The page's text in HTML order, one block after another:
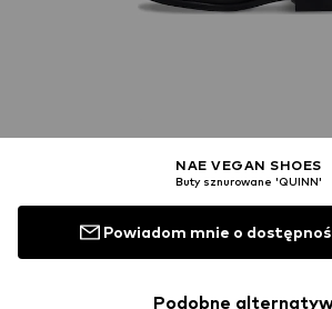
NAE VEGAN SHOES
Buty sznurowane 'QUINN'
Powiadom mnie o
Podobne